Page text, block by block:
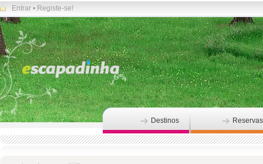
Entrar • Registe-se!
Destinos Reservas